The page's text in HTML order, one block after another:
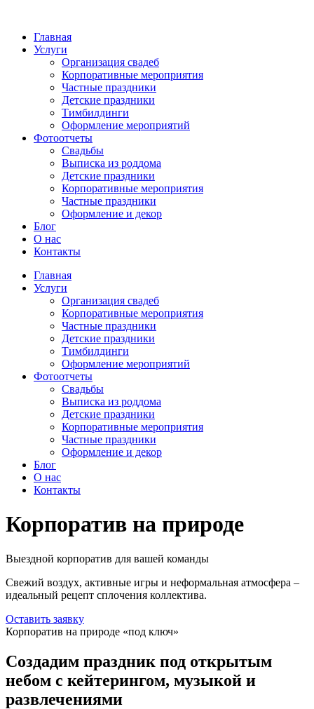
Главная
Услуги
Организация свадеб
Корпоративные мероприятия
Частные праздники
Детские праздники
Тимбилдинги
Оформление мероприятий
Фотоотчеты
Cвадьбы
Выписка из роддома
Детские праздники
Корпоративные мероприятия
Частные праздники
Оформление и декор
Блог
О нас
Контакты
Главная
Услуги
Организация свадеб
Корпоративные мероприятия
Частные праздники
Детские праздники
Тимбилдинги
Оформление мероприятий
Фотоотчеты
Cвадьбы
Выписка из роддома
Детские праздники
Корпоративные мероприятия
Частные праздники
Оформление и декор
Блог
О нас
Контакты
Корпоратив на природе
Выездной корпоратив для вашей команды
Свежий воздух, активные игры и неформальная атмосфера –
идеальный рецепт сплочения коллектива.
Оставить заявку
Корпоратив на природе «под ключ»
Создадим праздник под открытым
небом с кейтерингом, музыкой и
развлечениями